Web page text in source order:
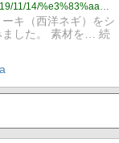
https://foods78.food.blog/2019/11/14/%e3%83%aa%e3%83%bc%e3%82%ad%ef%bc%88%e8%a5%bf%e6%b4%8b%e3%83%8d%e3%82%ae%ef%bc%89%e3%81%ae%e3%82%b0%e3%83%aa%e3%83%ab/
キ（西洋ネギ）をシ
ました。 素材を… 続